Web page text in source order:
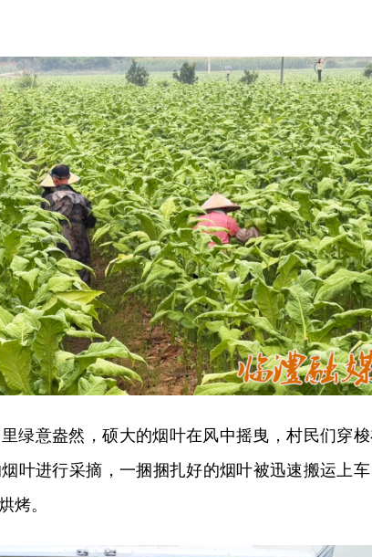
绿意盎然，硕大的烟叶在风中摇曳，村民们穿
叶进行采摘，一捆捆扎好的烟叶被迅速搬运上
烤。